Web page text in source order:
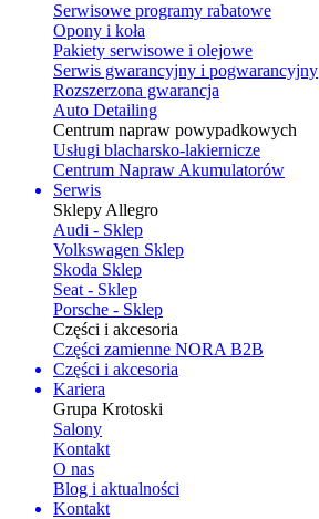
Serwisowe programy rabatowe
Opony i koła
Pakiety serwisowe i olejowe
Serwis gwarancyjny i pogwarancyjny
Rozszerzona gwarancja
Auto Detailing
Centrum napraw powypadkowych
Usługi blacharsko-lakiernicze
Centrum Napraw Akumulatorów
Serwis
Sklepy Allegro
Audi - Sklep
Volkswagen Sklep
Skoda Sklep
Seat - Sklep
Porsche - Sklep
Części i akcesoria
Części zamienne NORA B2B
Części i akcesoria
Kariera
Grupa Krotoski
Salony
Kontakt
O nas
Blog i aktualności
Kontakt